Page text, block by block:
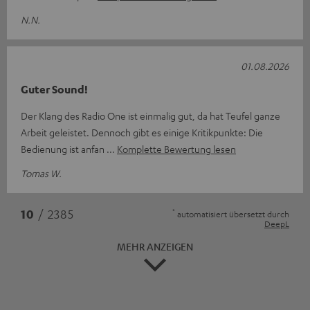
N.N.
Guter Sound!
Der Klang des Radio One ist einmalig gut, da hat Teufel ganze
Arbeit geleistet. Dennoch gibt es einige Kritikpunkte: Die
Bedienung ist anfan
Komplette Bewertung lesen
Tomas W.
01.08.2026
10 / 2385 * automatisiert übersetzt durch
DeepL
MEHR ANZEIGEN